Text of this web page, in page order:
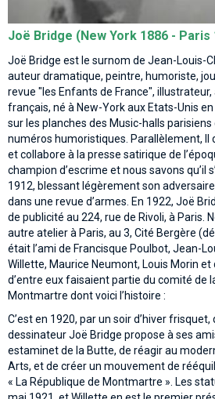
Joë Bridge (New York 1886 - Paris
Joë Bridge est le surnom de Jean-Louis-
auteur dramatique, peintre, humoriste,
revue "les Enfants de France",
français, né à New-York aux Etats-Unis
sur les planches des Music-halls parisiens
numéros humoristiques. Parallèlement, Il
et collabore à la presse satirique de
champion d’escrime et nous savons qu’il
1912, blessant légèrement son
dans une revue d’armes. En 1922, Joë
de publicité au 224, rue de Rivoli, à Paris.
autre atelier à Paris, au 3, Cité Bergère
était l’ami de Francisque Poulbot, Jean-
Willette, Maurice Neumont, Louis Morin et
d’entre eux faisaient partie du comité de
Montmartre dont voici l’histoire :
C’est en 1920, par un soir d’hiver
dessinateur Joë Bridge propose à ses
estaminet de la Butte, de réagir au
Arts, et de créer un mouvement de
« La République de Montmartre ». Les